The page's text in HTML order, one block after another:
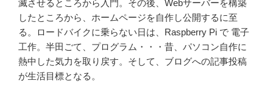
滅させるところから入門。その後、Webサーバーを構築
したところから、ホームページを自作し公開するに至
る。ロードバイクに乗らない日は、Raspberry Pi で 電子
工作。半田ごて、プログラム・・・昔、パソコン自作に
熱中した気力を取り戻す。そして、ブログへの記事投稿
が生活目標となる。